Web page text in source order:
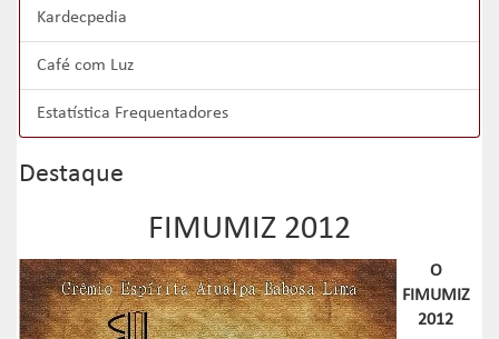
Kardecpedia
Café com Luz
Estatística Frequentadores
Destaque
FIMUMIZ 2012
O
FIMUMIZ
2012